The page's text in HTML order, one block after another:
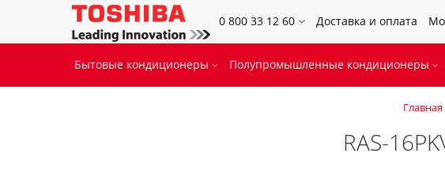
0 800 33 12 60 Доставка и оплата
Бытовые кондиционеры Полупромышленные кондиционеры
Главная
RAS-